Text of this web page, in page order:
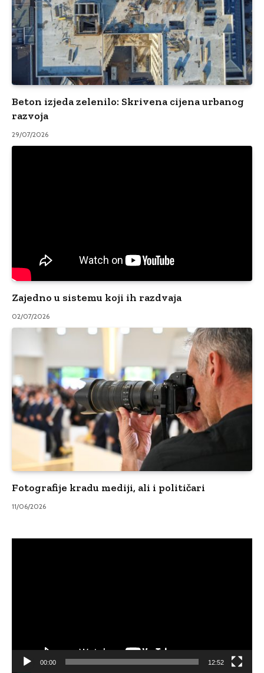
Beton izjeda zelenilo: Skrivena cijena urbanog
razvoja
29/07/2026
Zajedno u sistemu koji ih razdvaja
02/07/2026
Fotografije kradu mediji, ali i političari
11/06/2026
00:00 12:52